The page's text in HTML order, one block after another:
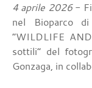
4 aprile 2026-
nel Bioparco
“WILDLIFE
sottili” del
Gonzaga, in